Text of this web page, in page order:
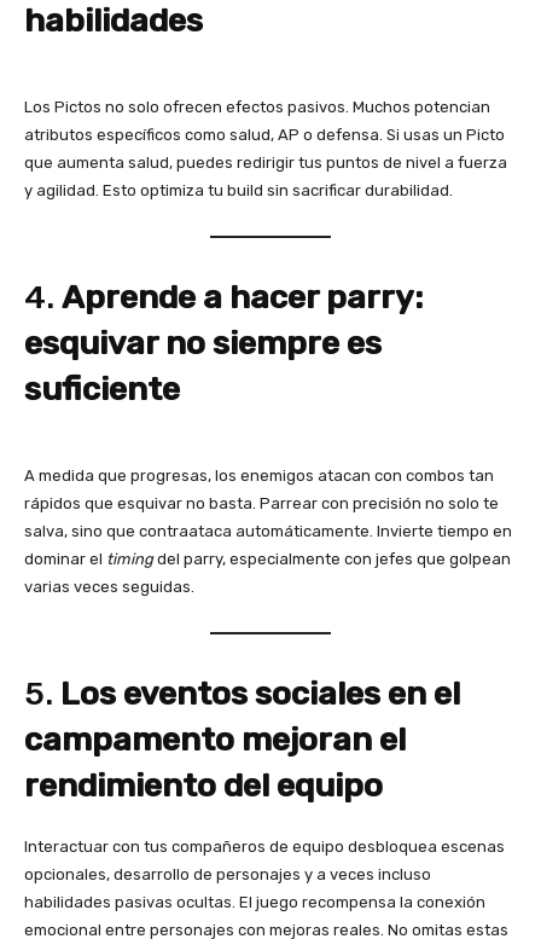
habilidades
Los Pictos no solo ofrecen efectos pasivos. Muchos potencian
atributos específicos como salud, AP o defensa. Si usas un Picto
que aumenta salud, puedes redirigir tus puntos de nivel a fuerza
y agilidad. Esto optimiza tu build sin sacrificar durabilidad.
4. Aprende a hacer parry:
esquivar no siempre es
suficiente
A medida que progresas, los enemigos atacan con combos tan
rápidos que esquivar no basta. Parrear con precisión no solo te
salva, sino que contraataca automáticamente. Invierte tiempo en
dominar el timingdel parry, especialmente con jefes que golpean
varias veces seguidas.
5. Los eventos sociales en el
campamento mejoran el
rendimiento del equipo
Interactuar con tus compañeros de equipo desbloquea escenas
opcionales, desarrollo de personajes y a veces incluso
habilidades pasivas ocultas. El juego recompensa la conexión
emocional entre personajes con mejoras reales. No omitas estas